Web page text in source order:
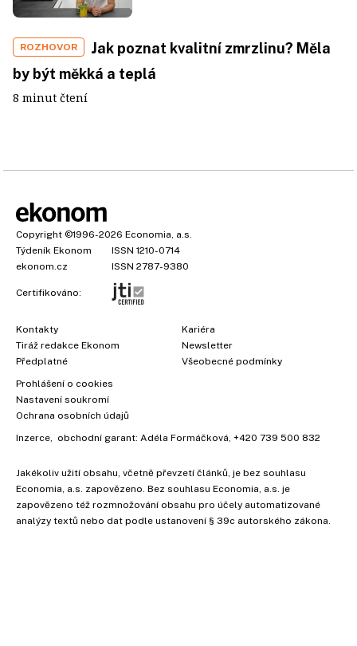
ROZHOVOR
Jak poznat kvalitní zmrzlinu? Měla
by být měkká a teplá
8 minut čtení
Copyright ©1996-2026 Economia, a.s.
Týdeník Ekonom
ISSN 1210-0714
ekonom.cz
ISSN 2787-9380
Certifikováno:
Kontakty
Tiráž redakce Ekonom
Předplatné
Kariéra
Newsletter
Všeobecné podmínky
Prohlášení o cookies
Nastavení soukromí
Ochrana osobních údajů
Inzerce , obchodní garant: Adéla Formáčková +420 739 500 832
Jakékoliv užití obsahu, včetně převzetí článků, je bez souhlasu
Economia, a.s. zapovězeno. Bez souhlasu Economia, a.s. je
zapovězeno též rozmnožování obsahu pro účely automatizované
analýzy textů nebo dat podle ustanovení § 39c autorského zákona.